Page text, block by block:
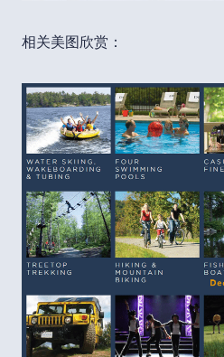
相关美图欣赏：